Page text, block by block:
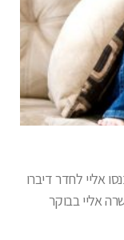
אליי לחדר דיברו
אליי בבוקר